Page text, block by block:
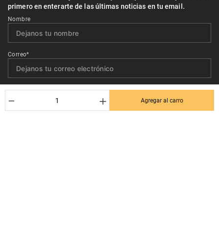
＋
－ Agregar al carro
primero en enterarte de las últimas noticias en tu email.
Nombre
Correo*
Quiero recibir el newsletter con promociones.